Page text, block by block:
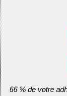
66 % de votre